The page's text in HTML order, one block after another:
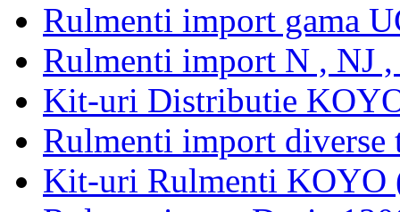
Rulmenti import gama
Rulmenti import N , NJ
Kit-uri Distributie
Rulmenti import
Kit-uri Rulmenti KOYO